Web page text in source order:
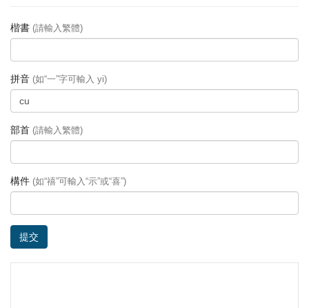
楷書 (請輸入繁體)
拼音 (如“一”字可輸入 yi)
部首 (請輸入繁體)
構件 (如“禧”可輸入“示”或“喜”)
提交